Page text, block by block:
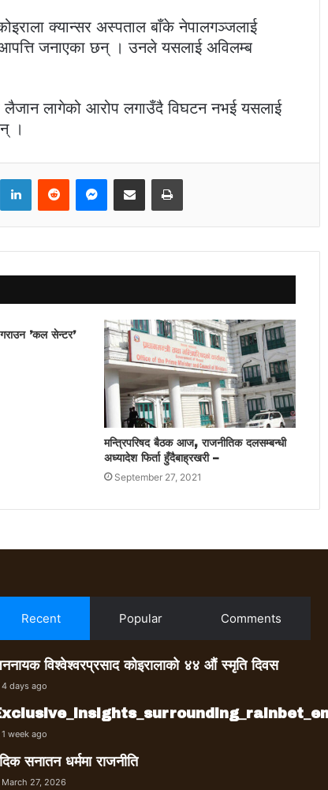
क्यान्सर अस्पताल बाँके नेपालगञ्जलाई
जनाएका छन् । उनले यसलाई अविलम्ब
लागेको आरोप लगाउँदै विघटन नभई यसलाई
।
LinkedInReddit Messenger
Share via Email Print
गराउन ’कल सेन्टर’
मन्त्रिपरिषद बैठक आज, राजनीतिक दलसम्बन्धी
अध्यादेश फिर्ता हुँदैबाह्रखरी –
September 27, 2021
Recent Popular Comments
विश्वेश्वरप्रसाद कोइरालाको ४४ औं स्मृति दिवस
4 days ago
1 week ago
सनातन धर्ममा राजनीति
March 27, 2026